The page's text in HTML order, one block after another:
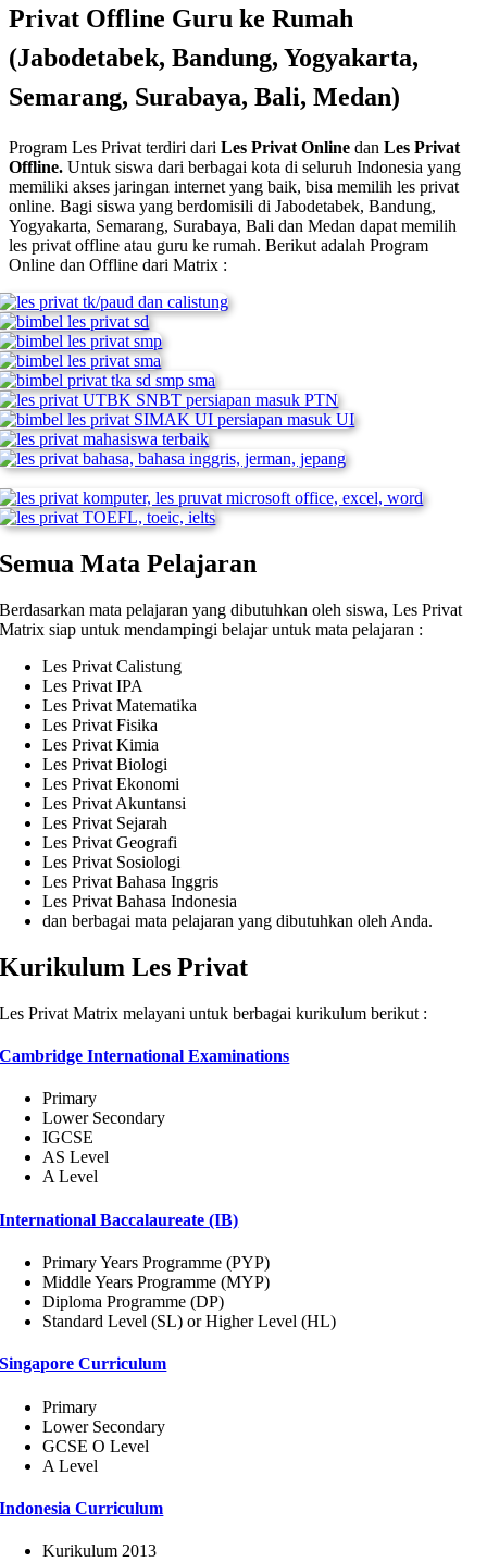
Privat Offline Guru ke Rumah
(Jabodetabek, Bandung, Yogyakarta,
Semarang, Surabaya, Bali, Medan)
Program Les Privat terdiri dari Les Privat Online dan Les Privat
Offline. Untuk siswa dari berbagai kota di seluruh Indonesia yang
memiliki akses jaringan internet yang baik, bisa memilih les privat
online. Bagi siswa yang berdomisili di Jabodetabek, Bandung,
Yogyakarta, Semarang, Surabaya, Bali dan Medan dapat memilih
les privat offline atau guru ke rumah. Berikut adalah Program
Online dan Offline dari Matrix :
Semua Mata Pelajaran
Berdasarkan mata pelajaran yang dibutuhkan oleh siswa, Les Privat
Matrix siap untuk mendampingi belajar untuk mata pelajaran :
Les Privat Calistung
Les Privat IPA
Les Privat Matematika
Les Privat Fisika
Les Privat Kimia
Les Privat Biologi
Les Privat Ekonomi
Les Privat Akuntansi
Les Privat Sejarah
Les Privat Geografi
Les Privat Sosiologi
Les Privat Bahasa Inggris
Les Privat Bahasa Indonesia
dan berbagai mata pelajaran yang dibutuhkan oleh Anda.
Kurikulum Les Privat
Les Privat Matrix melayani untuk berbagai kurikulum berikut :
Cambridge International Examinations
Primary
Lower Secondary
IGCSE
AS Level
A Level
International Baccalaureate (IB)
Primary Years Programme (PYP)
Middle Years Programme (MYP)
Diploma Programme (DP)
Standard Level (SL) or Higher Level (HL)
Singapore Curriculum
Primary
Lower Secondary
GCSE O Level
A Level
Indonesia Curriculum
Kurikulum 2013